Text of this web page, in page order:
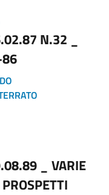
N.32 _
86
_ VARIE